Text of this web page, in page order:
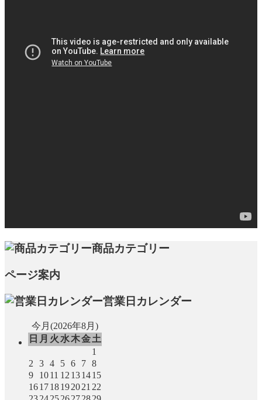
商品カテゴリー
ページ案内
営業日カレンダー
今月(2026年8月)
日 月 火 水木金土
1
2
3 4 5 6 7 8
9
1011 12 131415
161718192021 22